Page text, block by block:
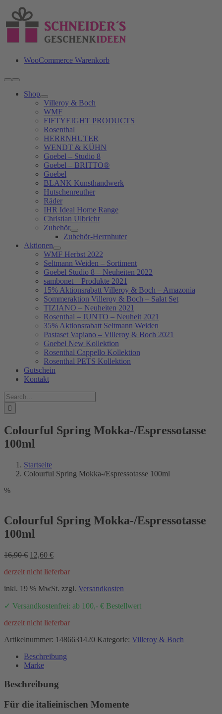
Inhalt
springen
WooCommerce Warenkorb
Toggle
Navigation
Shop
Villeroy & Boch
WMF
FIFTYEIGHT PRODUCTS
Rosenthal
HERRNHUTER
WENDT & KÜHN
Goebel – Studio 8
Goebel – BRITTO®
Goebel
BLANK Kunsthandwerk
Hutschenreuther
Räder
IHR Ideal Home Range
Christian Ulbricht
Zubehör
Zubehör-Herrnhuter
Aktionen
WMF Herbst 2022
Seltmann Weiden – Sortiment
Goebel Studio 8 – Neuheiten 2022
sambonet – Produkte 2021
15% Aktionsrabatt Villeroy & Boch – Amazonia
Sommeraktion Villeroy & Boch – Salat Set
TIZIANO – Neuheiten 2021
Rosenthal – JUNTO – Neuheit 2021
35% Aktionsrabatt Seltmann Weiden
Pastaset Vapiano – Villeroy & Boch 2021
Goebel New Kollektion
Rosenthal Cappello Kollektion
Rosenthal PETS Kollektion
Gutschein
Kontakt
Suche
nach:
Colourful Spring Mokka-/Espressotasse
100ml
Startseite
Colourful Spring Mokka-/Espressotasse 100ml
%
Colourful Spring Mokka-/Espressotasse
100ml
16,90€ Ursprünglicher
war:
12,60 €Aktueller
ist:
derzeit nicht lieferbar
inkl. 19 % MwSt. zzgl. Versandkosten
✓ Versandkostenfrei: ab 100,- € Bestellwert
derzeit nicht lieferbar
Artikelnummer: 1486631420 Kategorie: Villeroy & Boch
Beschreibung
Marke
Beschreibung
Für die italieinischen Momente